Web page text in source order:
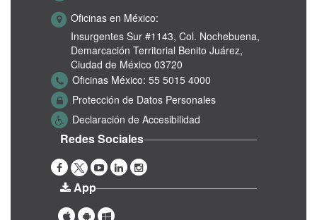
Oficinas en México:
Insurgentes Sur #1143, Col. Nochebuena,
Demarcación Territorial Benito Juárez,
Ciudad de México 03720
Oficinas México: 55 5015 4000
Protección de Datos Personales
Declaración de Accesibilidad
Redes Sociales
App